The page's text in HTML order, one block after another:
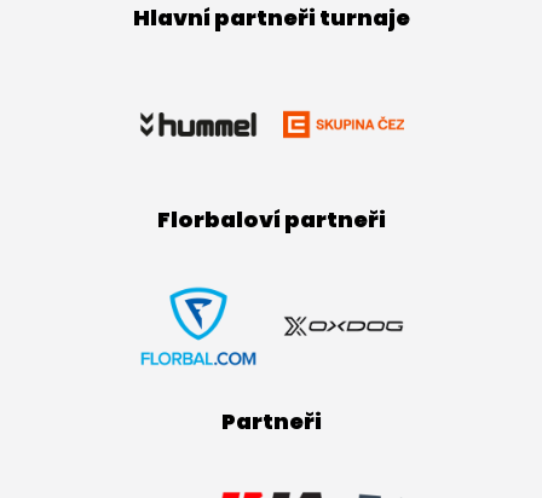
Hlavní partneři turnaje
Florbaloví partneři
Partneři